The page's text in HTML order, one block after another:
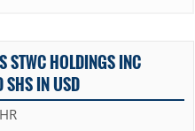
STWC HOLDINGS INC
SHS IN USD